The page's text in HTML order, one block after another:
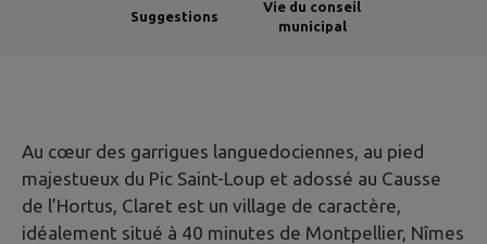
Suggestions
Vie du conseil
municipal
Au cœur des garrigues languedociennes, au pied
majestueux du Pic Saint-Loup et adossé au Causse
de l’Hortus, Claret est un village de caractère,
idéalement situé à 40 minutes de Montpellier, Nîmes